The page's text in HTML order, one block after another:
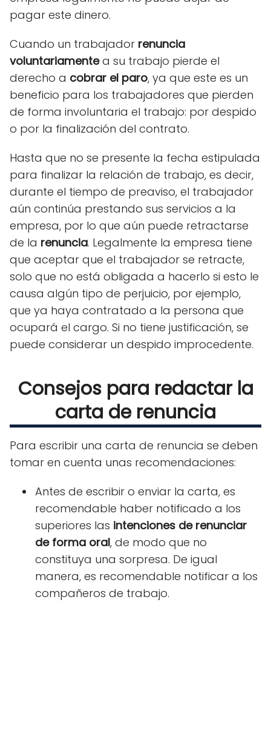
pagar este dinero.
Cuando un trabajador renuncia
voluntariamentea su trabajo pierde el
derecho a cobrar el paro, ya que este es un
beneficio para los trabajadores que pierden
de forma involuntaria el trabajo: por despido
o por la finalización del contrato.
Hasta que no se presente la fecha estipulada
para finalizar la relación de trabajo, es decir,
durante el tiempo de preaviso, el trabajador
aún continúa prestando sus servicios a la
empresa, por lo que aún puede retractarse
de la renuncia. Legalmente la empresa tiene
que aceptar que el trabajador se retracte,
solo que no está obligada a hacerlo si esto le
causa algún tipo de perjuicio, por ejemplo,
que ya haya contratado a la persona que
ocupará el cargo. Si no tiene justificación, se
puede considerar un despido improcedente.
Consejos para redactar la
carta de renuncia
Para escribir una carta de renuncia se deben
tomar en cuenta unas recomendaciones:
Antes de escribir o enviar la carta, es
recomendable haber notificado a los
superiores las intenciones de renunciar
de forma oral, de modo que no
constituya una sorpresa. De igual
manera, es recomendable notificar a los
compañeros de trabajo.